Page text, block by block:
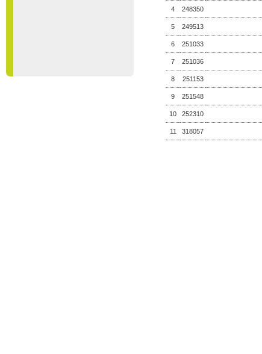
4 248350
5 249513
6 251033
7 251036
8 251153
9 251548
10 252310
11 318057